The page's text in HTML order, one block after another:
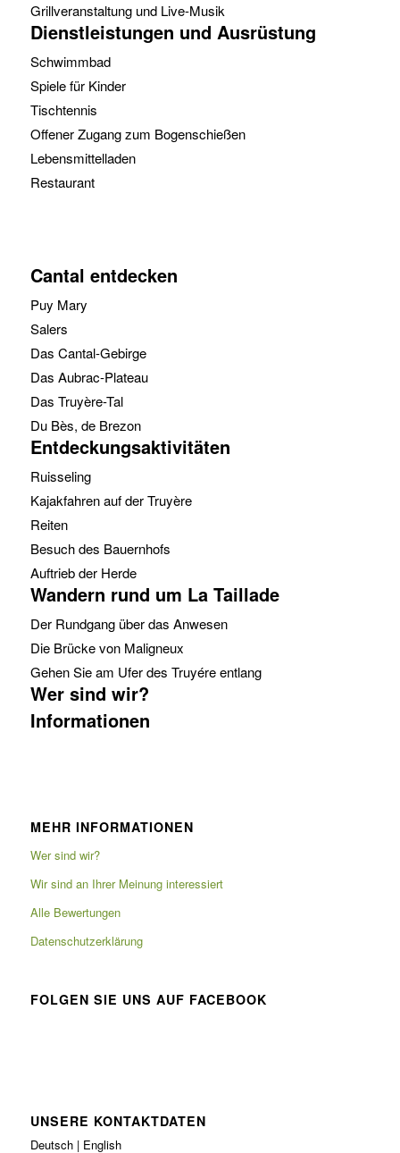
Grillveranstaltung und Live-Musik
Dienstleistungen und Ausrüstung
Schwimmbad
Spiele für Kinder
Tischtennis
Offener Zugang zum Bogenschießen
Lebensmittelladen
Restaurant
Cantal entdecken
Puy Mary
Salers
Das Cantal-Gebirge
Das Aubrac-Plateau
Das Truyère-Tal
Du Bès, de Brezon
Entdeckungsaktivitäten
Ruisseling
Kajakfahren auf der Truyère
Reiten
Besuch des Bauernhofs
Auftrieb der Herde
Wandern rund um La Taillade
Der Rundgang über das Anwesen
Die Brücke von Maligneux
Gehen Sie am Ufer des Truyére entlang
Wer sind wir?
Informationen
MEHR INFORMATIONEN
Wer sind wir?
Wir sind an Ihrer Meinung interessiert
Alle Bewertungen
Datenschutzerklärung
FOLGEN SIE UNS AUF FACEBOOK
UNSERE KONTAKTDATEN
Deutsch | English